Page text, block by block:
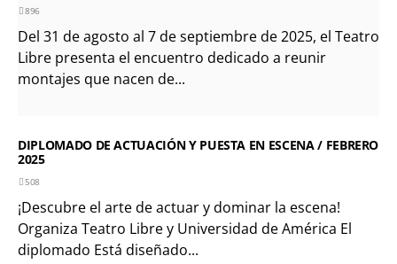
896
Del 31 de agosto al 7 de septiembre de 2025, el Teatro
Libre presenta el encuentro dedicado a reunir
montajes que nacen de...
DIPLOMADO DE ACTUACIÓN Y PUESTA EN ESCENA / FEBRERO
2025
508
¡Descubre el arte de actuar y dominar la escena!
Organiza Teatro Libre y Universidad de América El
diplomado Está diseñado...